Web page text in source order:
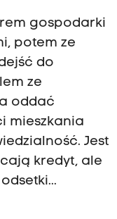
gospodarki
potem ze
do
ze
oddać
mieszkania
Jest
kredyt, ale